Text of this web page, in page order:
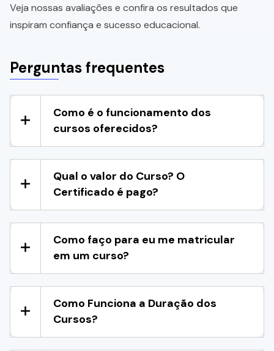
Veja nossas avaliações e confira os resultados que
inspiram confiança e sucesso educacional.
Perguntas frequentes
Como é o funcionamento dos
cursos oferecidos?
Qual o valor do Curso? O
Certificado é pago?
Como faço para eu me matricular
em um curso?
Como Funciona a Duração dos
Cursos?